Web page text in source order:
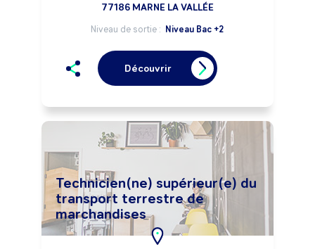
77186 MARNE LA VALLÉE
Niveau de sortie : Niveau Bac +2
Découvrir
Technicien(ne) supérieur(e) du
transport terrestre de
marchandises